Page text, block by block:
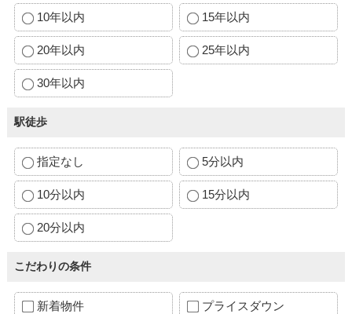
10年以内 15年以内
20年以内 25年以内
30年以内
駅徒歩
指定なし 5分以内
10分以内 15分以内
20分以内
こだわりの条件
新着物件 プライスダウン